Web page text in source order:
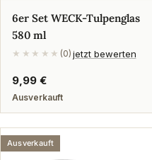
6er Set WECK-Tulpenglas
580 ml
★★★★★ (0) jetzt bewerten
Regulärer
Preis
9,99 €
Ausverkauft
Ausverkauft